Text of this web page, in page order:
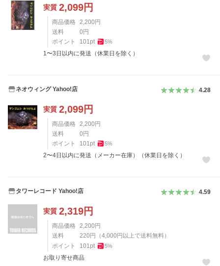
実質 2,099円
商品価格 2,200 円
送料
0 円
ポイント
101pt 5%
1〜3日以内に発送（休業日を除く）
ネオウィング Yahoo!店 4.28
実質 2,099円
商品価格 2,200 円
送料
0 円
ポイント
101pt 5%
2〜4日以内に発送（メーカー在庫）（休業日を除く）
タワーレコード Yahoo!店 4.59
実質 2,319円
商品価格 2,200 円
送料
220 円 （4,000 円以上で送料無料）
ポイント
101pt 5%
お取り寄せ商品